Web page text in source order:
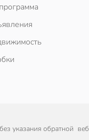
указания обратной